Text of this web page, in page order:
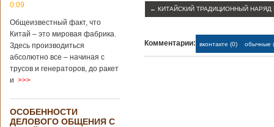
0:09
Общеизвестный факт, что
Китай – это мировая фабрика.
Здесь производиться
абсолютно все – начиная с
трусов и генераторов, до ракет
и >>>
ОСОБЕННОСТИ
ДЕЛОВОГО ОБЩЕНИЯ С
← КИТАЙСКИЙ ТРАДИЦИОННЫЙ НАРЯД
Комментарии: вконтакте (0) обычные